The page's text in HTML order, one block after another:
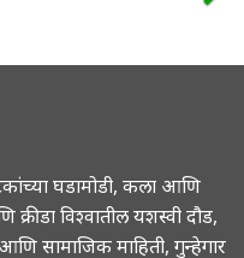
घडामोडी, कला आणि
क्रीडा विश्वातील यशस्वी दौड,
सामाजिक माहिती, गुन्हेगार